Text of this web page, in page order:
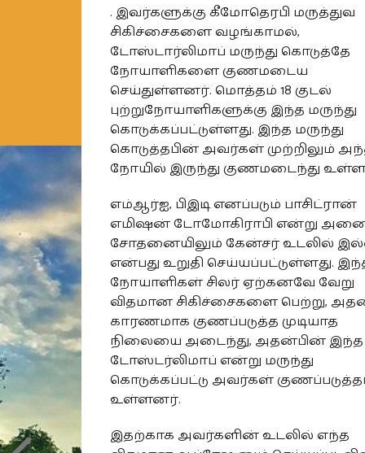
. இவர்களுக்கு கீமோதெரபி மருத்துவ
சிகிச்சைகளை வழங்காமல்,
டோஸ்டார்லிமாப் மருந்து கொடுத்தே
நோயாளிகளை குணமடைய
செய்துள்ளனர். மொத்தம் 18 குடல்
புற்றுநோயாளிகளுக்கு இந்த மருந்து
கொடுக்கப்பட்டுள்ளது. இந்த மருந்து
கொடுத்தபின் அவர்கள் முற்றிலும்
நோயில் இருந்து குணமடைந்து
எம்ஆர்ஐ, பிஇடி எனப்படும் பாசிட்ரான்
எமிஷன் டோமோகிராபி என்று
சோதனையிலும் கேன்சர் உடலில்
என்பது உறுதி செய்யப்பட்டுள்ளது.
நோயாளிகள் சிலர் ஏற்கனவே வேறு
விதமான சிகிச்சைகளை பெற்று,
காரணமாக குணப்படுத்த முடியாத
நிலையை அடைந்து, அதன்பின் இந்த
டோஸ்டர்லிமாப் என்று மருந்து
கொடுக்கப்பட்டு அவர்கள்
உள்ளனர்.
இதற்காக அவர்களின் உடலில் எந்த